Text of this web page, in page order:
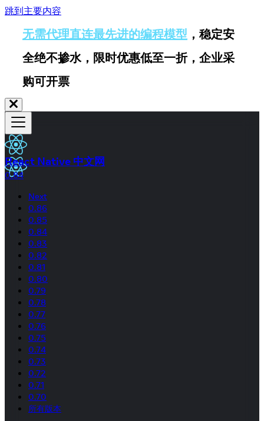
跳到主要内容
无需代理直连最先进的编程模型 ，稳定安
全绝不掺水，限时优惠低至一折，企业采
购可开票
React Native 中文网
0.84
Next
0.86
0.85
0.84
0.83
0.82
0.81
0.80
0.79
0.78
0.77
0.76
0.75
0.74
0.73
0.72
0.71
0.70
所有版本